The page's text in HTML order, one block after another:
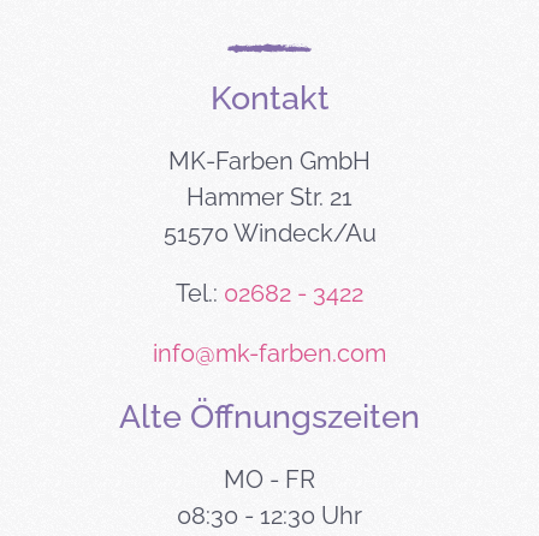
Kontakt
MK-Farben GmbH
Hammer Str. 21
51570 Windeck/Au
Tel.: 02682 - 3422
info@mk-farben.com
Alte Öffnungszeiten
MO - FR
08:30 - 12:30 Uhr